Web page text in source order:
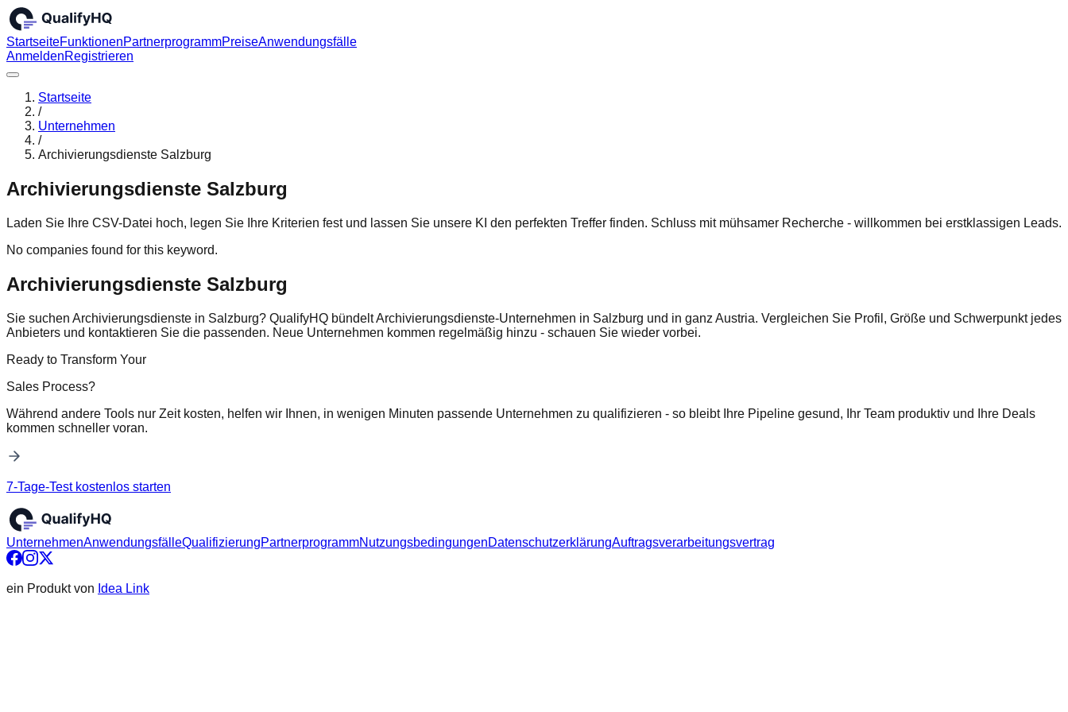
StartseiteFunktionenPartnerprogrammPreiseAnwendungsfälle
AnmeldenRegistrieren
Startseite
/
Unternehmen
/
Archivierungsdienste Salzburg
Archivierungsdienste Salzburg
Laden Sie Ihre CSV-Datei hoch, legen Sie Ihre Kriterien fest und lassen Sie unsere KI den perfekten Treffer finden. Schluss mit mühsamer Recherche - willkommen bei erstklassigen Leads.
No companies found for this keyword.
Archivierungsdienste Salzburg
Sie suchen Archivierungsdienste in Salzburg? QualifyHQ bündelt Archivierungsdienste-Unternehmen in Salzburg und in ganz Austria. Vergleichen Sie Profil, Größe und Schwerpunkt jedes
Anbieters und kontaktieren Sie die passenden. Neue Unternehmen kommen regelmäßig hinzu - schauen Sie wieder vorbei.
Ready to Transform Your
Sales Process?
Während andere Tools nur Zeit kosten, helfen wir Ihnen, in wenigen Minuten passende Unternehmen zu qualifizieren - so bleibt Ihre Pipeline gesund, Ihr Team produktiv und Ihre Deals
kommen schneller voran.
7-Tage-Test kostenlos starten
UnternehmenAnwendungsfälleQualifizierungPartnerprogrammNutzungsbedingungenDatenschutzerklärungAuftragsverarbeitungsvertrag
ein Produkt von Idea Link